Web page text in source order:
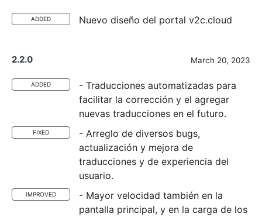
ADDED Nuevo diseño del portal v2c.cloud
2.2.0 March 20, 2023
ADDED
- Traducciones automatizadas para
facilitar la corrección y el agregar
nuevas traducciones en el futuro.
FIXED
- Arreglo de diversos bugs,
actualización y mejora de
traducciones y de experiencia del
usuario.
IMPROVED
- Mayor velocidad también en la
pantalla principal, y en la carga de los